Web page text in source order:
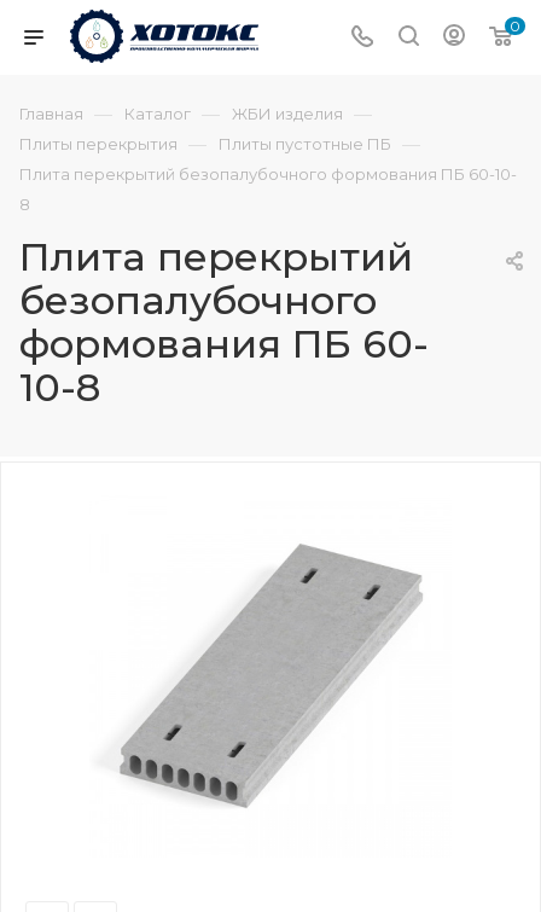
0
Главная — Каталог — ЖБИ изделия —
Плиты перекрытия — Плиты пустотные ПБ —
Плита перекрытий безопалубочного формования ПБ 60-10-
8
Плита перекрытий
безопалубочного
формования ПБ 60-
10-8